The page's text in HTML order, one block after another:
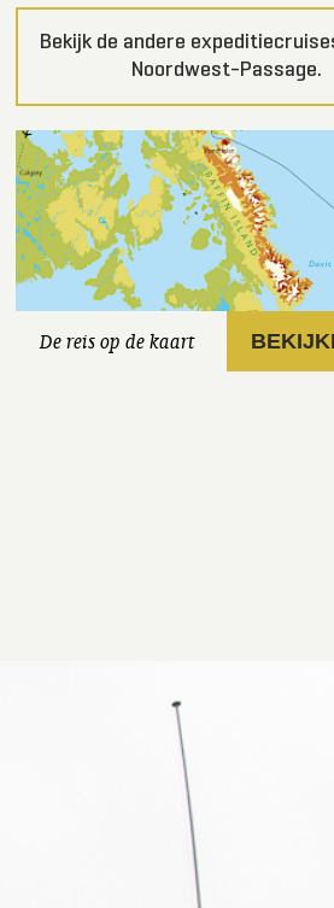
Bekijk de andere
Noordwest-Passage.
De reis op de kaart